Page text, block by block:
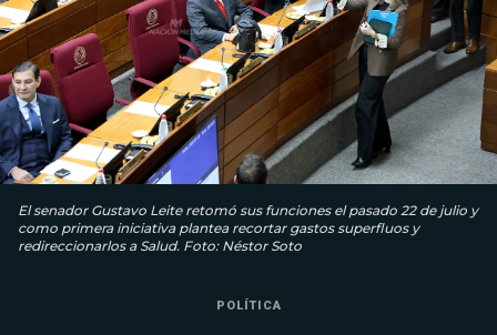
El senador Gustavo Leite retomó sus funciones el pasado 22 de julio y
como primera iniciativa plantea recortar gastos superfluos y
redireccionarlos a Salud. Foto: Néstor Soto
POLÍTICA